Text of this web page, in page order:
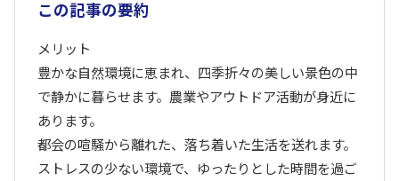
この記事の要約
メリット
豊かな自然環境に恵まれ、四季折々の美しい景色の中
で静かに暮らせます。農業やアウトドア活動が身近に
あります。
都会の喧騒から離れた、落ち着いた生活を送れます。
ストレスの少ない環境で、ゆったりとした時間を過ご